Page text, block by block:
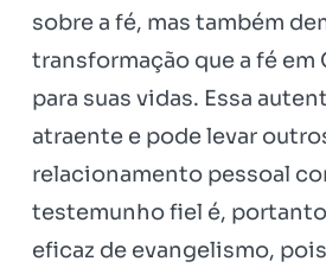
sobre a fé, mas também
transformação que a fé
para suas vidas. Essa
atraente e pode levar
relacionamento pessoal
testemunho fiel é,
eficaz de evangelismo,